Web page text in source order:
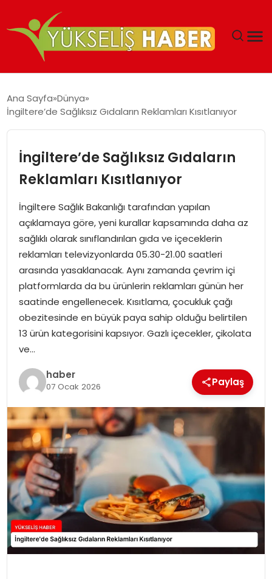
MALIYETLERINI AZALTIYOR’
Ana Sayfa Dünya
İngiltere’de Sağlıksız Gıdaların Reklamları Kısıtlanıyor
İngiltere’de Sağlıksız Gıdaların
Reklamları Kısıtlanıyor
İngiltere Sağlık Bakanlığı tarafından yapılan
açıklamaya göre, yeni kurallar kapsamında daha az
sağlıklı olarak sınıflandırılan gıda ve içeceklerin
reklamları televizyonlarda 05.30-21.00 saatleri
arasında yasaklanacak. Aynı zamanda çevrim içi
platformlarda da bu ürünlerin reklamları günün her
saatinde engellenecek. Kısıtlama, çocukluk çağı
obezitesinde en büyük paya sahip olduğu belirtilen
13 ürün kategorisini kapsıyor. Gazlı içecekler, çikolata
ve…
haber
07 Ocak 2026 Paylaş